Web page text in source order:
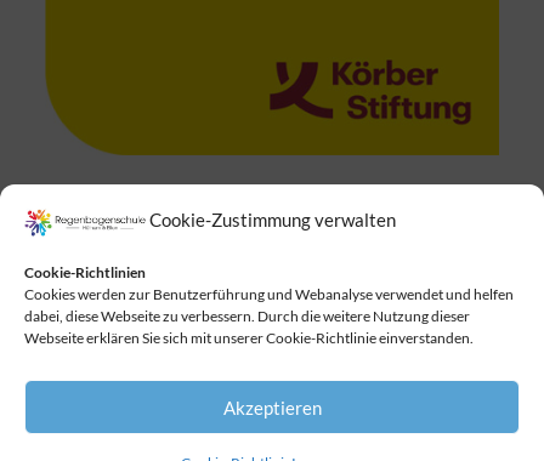
Cookie-Zustimmung verwalten
Cookie-Richtlinien
Cookies werden zur Benutzerführung und Webanalyse verwendet und helfen
dabei, diese Webseite zu verbessern. Durch die weitere Nutzung dieser
Webseite erklären Sie sich mit unserer Cookie-Richtlinie einverstanden.
Akzeptieren
Copyright © 2026 Regenbogenschule
Reserved Kidspress by Theme Palace